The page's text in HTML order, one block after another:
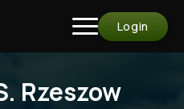
Login
Rzeszow